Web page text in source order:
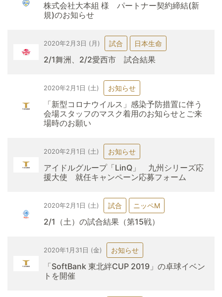
株式会社大本組 様 パートナー契約締結(新
規)のお知らせ
2020年2月3日 (月) 試合 日本生命
2/1舞洲、2/2愛西市 試合結果
2020年2月1日 (土) お知らせ
「新型コロナウイルス」感染予防措置に伴う
会場スタッフのマスク着用のお知らせとご来
場時のお願い
2020年2月1日 (土) お知らせ
アイドルグループ「LinQ」 九州シリーズ応
援大使 就任キャンペーン応募フォーム
2020年2月1日 (土) 試合 ニッペM
2/1（土）の試合結果（第15戦）
2020年1月31日 (金) お知らせ
「SoftBank 東北絆CUP 2019」の卓球イベン
トを開催